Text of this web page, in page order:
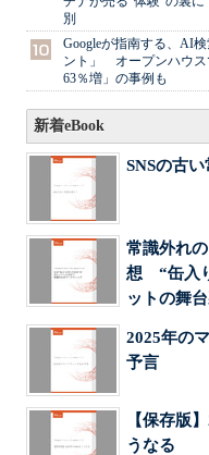
別
Googleが指南する、AI
ント」 オープンハウス
63％増」の事例も
新着eBook
SNSの古い
常識外れ
想 “缶入
ットの舞
2025年の
予言
【保存版
うなる